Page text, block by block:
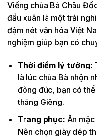
Viếng chùa Bà Châu
đầu xuân là một trải
đậm nét văn hóa Việt
nghiệm giúp bạn có
Thời điểm lý tưởng:
là lúc chùa Bà nhộn
đông đúc, bạn có
tháng Giêng.
Trang phục: Ăn
Nên chọn giày dép